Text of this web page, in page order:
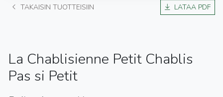
TAKAISIN TUOTTEISIIN LATAA PDF
La Chablisienne Petit Chablis
Pas si Petit